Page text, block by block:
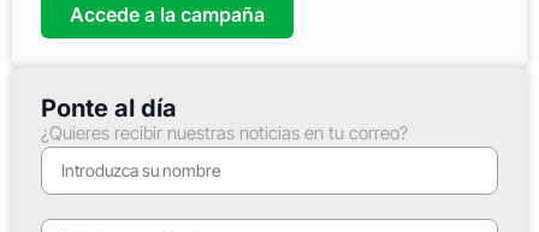
Accede a la campaña
Ponte al día
¿Quieres recibir nuestras noticias en tu correo?